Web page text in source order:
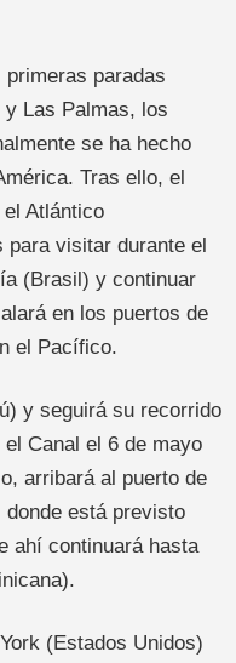
paradas
y Las Palmas, los
se ha hecho
Tras ello, el
el Atlántico
visitar durante el
(Brasil) y continuar
en los puertos de
el Pacífico.
y seguirá su recorrido
Canal el 6 de mayo
arribará al puerto de
donde está previsto
ahí continuará hasta
(Estados Unidos)